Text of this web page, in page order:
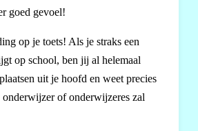
goed gevoel!
op je toets! Als je straks een
op school, ben jij al helemaal
uit je hoofd en weet precies
onderwijzer of onderwijzeres zal